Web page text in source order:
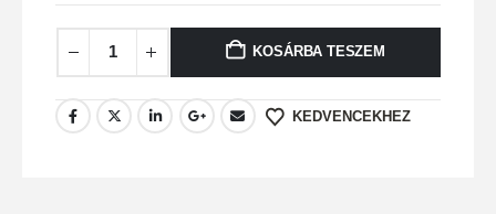
KOSÁRBA TESZEM
KEDVENCEKHEZ